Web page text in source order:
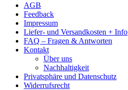
AGB
Feedback
Impressum
Liefer- und Versandkosten + Info
FAQ – Fragen & Antworten
Kontakt
Über uns
Nachhaltigkeit
Privatsphäre und Datenschutz
Widerrufsrecht